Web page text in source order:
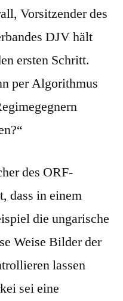
Vorsitzender des
DJV hält
ersten Schritt.
per Algorithmus
des ORF-
dass in einem
die ungarische
Weise Bilder der
lassen
sei eine